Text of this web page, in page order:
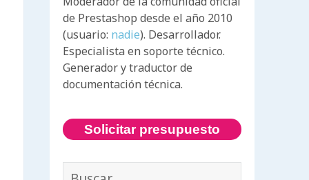
de Prestashop desde el año 2010
(usuario: nadie). Desarrollador.
Especialista en soporte técnico.
Generador y traductor de
documentación técnica.
Solicitar presupuesto
Buscar: